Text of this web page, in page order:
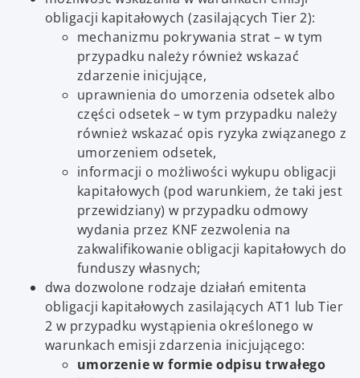
obligacji kapitałowych (zasilających Tier 2):
mechanizmu pokrywania strat – w tym
przypadku należy również wskazać
zdarzenie inicjujące,
uprawnienia do umorzenia odsetek albo
części odsetek – w tym przypadku należy
również wskazać opis ryzyka związanego z
umorzeniem odsetek,
informacji o możliwości wykupu obligacji
kapitałowych (pod warunkiem, że taki jest
przewidziany) w przypadku odmowy
wydania przez KNF zezwolenia na
zakwalifikowanie obligacji kapitałowych do
funduszy własnych;
dwa dozwolone rodzaje działań emitenta
obligacji kapitałowych zasilających AT1 lub Tier
2 w przypadku wystąpienia określonego w
warunkach emisji zdarzenia inicjującego:
umorzenie w formie odpisu trwałego